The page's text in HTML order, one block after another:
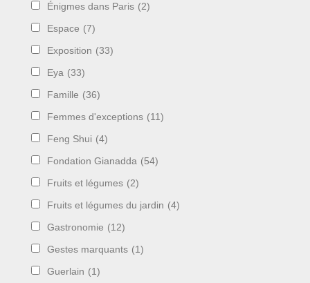
Énigmes dans Paris (2)
Espace (7)
Exposition (33)
Eya (33)
Famille (36)
Femmes d'exceptions (11)
Feng Shui (4)
Fondation Gianadda (54)
Fruits et légumes (2)
Fruits et légumes du jardin (4)
Gastronomie (12)
Gestes marquants (1)
Guerlain (1)